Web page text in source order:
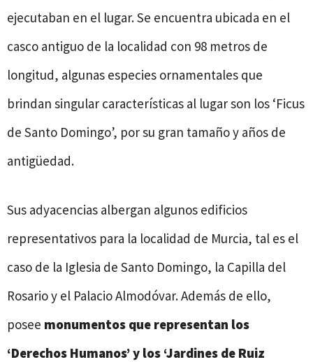
ejecutaban en el lugar. Se encuentra ubicada en el
casco antiguo de la localidad con 98 metros de
longitud, algunas especies ornamentales que
brindan singular características al lugar son los ‘Ficus
de Santo Domingo’, por su gran tamaño y años de
antigüedad.
Sus adyacencias albergan algunos edificios
representativos para la localidad de Murcia, tal es el
caso de la Iglesia de Santo Domingo, la Capilla del
Rosario y el Palacio Almodóvar. Además de ello,
posee monumentos que representan los
‘Derechos Humanos’ y los ‘Jardines de Ruiz